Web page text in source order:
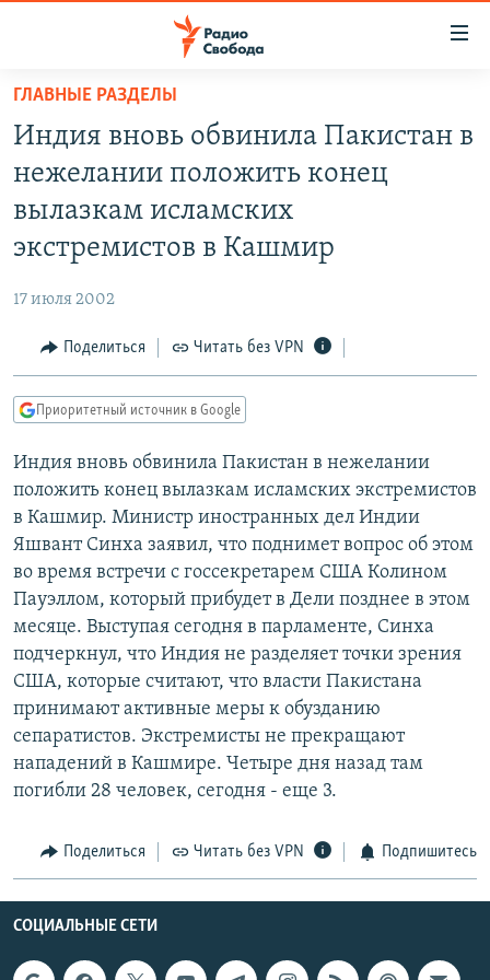
упрощенного
доступа
основному
содержанию
Вернутся
навигации
Вернутся
ПОДКАСТЫ
IDEL.РЕАЛИИ
КАВКАЗ.РЕАЛИИ
СИБИРЬ.РЕАЛИИ
РАСПИСАНИЕ ВЕЩАНИЯ
ПОДПИШИТЕСЬ НА РАССЫЛКУ
СОЦИАЛЬНЫЕ СЕТИ
Все сайты РСЕ/РС
ГЛАВНЫЕ РАЗДЕЛЫ
Индия вновь обвинила Пакистан в
нежелании положить конец
вылазкам исламских
экстремистов в Кашмир
17 июля 2002
Поделиться Читать без VPN
Приоритетный источник в Google
Индия вновь обвинила Пакистан в нежелании
положить конец вылазкам исламских экстремистов
в Кашмир. Министр иностранных дел Индии
Яшвант Синха заявил, что поднимет вопрос об этом
во время встречи с госсекретарем США Колином
Пауэллом, который прибудет в Дели позднее в этом
месяце. Выступая сегодня в парламенте, Синха
подчеркнул, что Индия не разделяет точки зрения
США, которые считают, что власти Пакистана
принимают активные меры к обузданию
сепаратистов. Экстремисты не прекращают
нападений в Кашмире. Четыре дня назад там
погибли 28 человек, сегодня - еще 3.
Поделиться Читать без VPN Подпишитесь
СОЦИАЛЬНЫЕ СЕТИ